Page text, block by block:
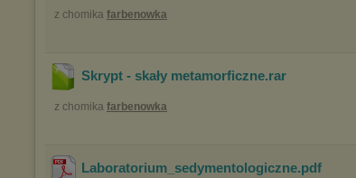
z chomika farbenowka
Skrypt - skały metamorficzne.rar
z chomika farbenowka
Laboratorium_sedymentologiczne.pdf